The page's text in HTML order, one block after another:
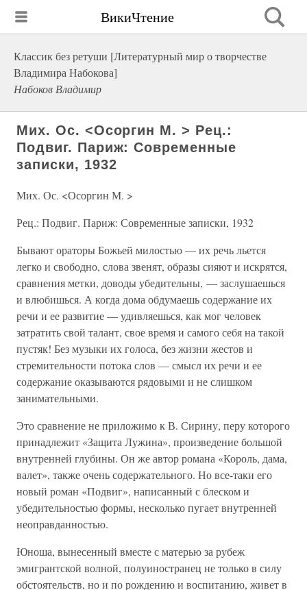
ВикиЧтение
Классик без ретуши [Литературный мир о творчестве
Владимира Набокова]
Набоков Владимир
Мих. Ос. <Осоргин М. > Рец.:
Подвиг. Париж: Современные
записки, 1932
Мих. Ос. <Осоргин М. >
Рец.: Подвиг. Париж: Современные записки, 1932
Бывают ораторы Божьей милостью — их речь льется
легко и свободно, слова звенят, образы сияют и искрятся,
сравнения метки, доводы убедительны, — заслушаешься
и влюбишься. А когда дома обдумаешь содержание их
речи и ее развитие — удивляешься, как мог человек
затратить свой талант, свое время и самого себя на такой
пустяк! Без музыки их голоса, без жизни жестов и
стремительности потока слов — смысл их речи и ее
содержание оказываются рядовыми и не слишком
занимательными.
Это сравнение не приложимо к В. Сирину, перу которого
принадлежит «Защита Лужина», произведение большой
внутренней глубины. Он же автор романа «Король, дама,
валет», также очень содержательного. Но все-таки его
новый роман «Подвиг», написанный с блеском и
убедительностью формы, несколько пугает внутренней
неоправданностью.
Юноша, вынесенный вместе с матерью за рубеж
эмигрантской волной, полуиностранец не только в силу
обстоятельств, но и по рождению и воспитанию, живет в